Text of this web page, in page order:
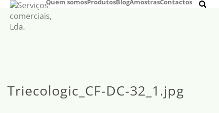
Quem somosProdutosBlogAmostrasContactos
Triecologic_CF-DC-32_1.jpg